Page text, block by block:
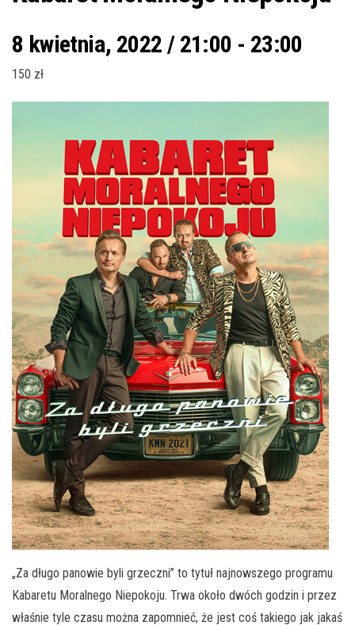
8 kwietnia, 2022 / 21:00 - 23:00
150 zł
„Za długo panowie byli grzeczni” to tytuł najnowszego programu
Kabaretu Moralnego Niepokoju. Trwa około dwóch godzin i przez
właśnie tyle czasu można zapomnieć, że jest coś takiego jak jakaś